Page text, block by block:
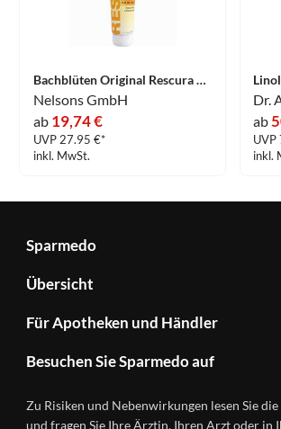
Bachblüten Original Rescura Creme 150 ml
Nelsons GmbH
ab 19,74 €
UVP 27.95 €*
inkl. MwSt.
ab
UVP
inkl.
Sparmedo
Über
Sparmedo
FAQ
Kontakt
Datenschutz
Nutzungsbedingungen
Übersicht
Herstellerverzeichnis
Produkte
A-
Ratgeber
Für Apotheken und Händler
&
Händlerlogin
Besuchen Sie Sparmedo auf
Instagram
Zu Risiken und Nebenwirkungen lesen Sie
und fragen Sie Ihre Ärztin, Ihren Arzt oder in